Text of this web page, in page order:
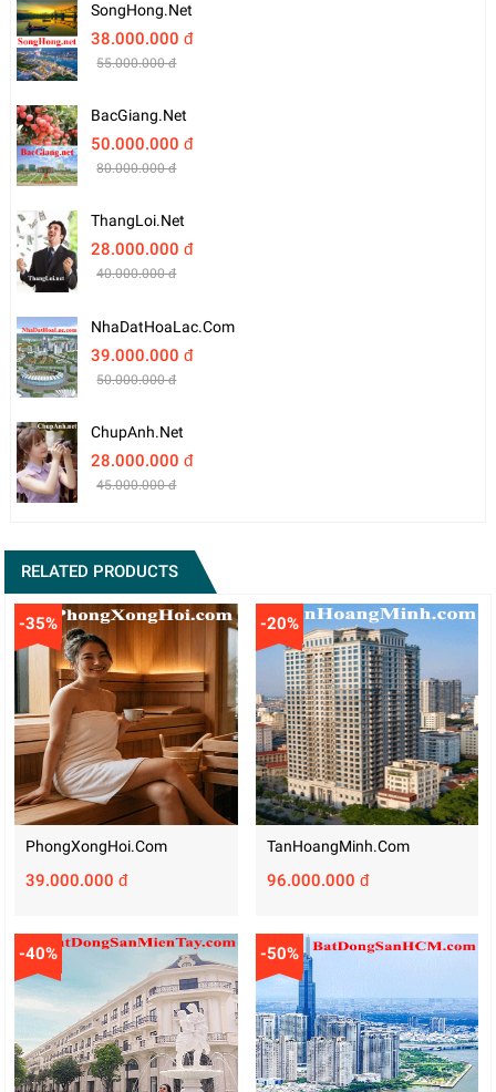
SongHong.net
38.000.000 đ
55.000.000 đ
BacGiang.net
50.000.000 đ
80.000.000 đ
ThangLoi.net
28.000.000 đ
40.000.000 đ
NhaDatHoaLac.com
39.000.000 đ
50.000.000 đ
ChupAnh.net
28.000.000 đ
45.000.000 đ
RELATED PRODUCTS
-35%
PhongXongHoi.com
39.000.000 đ
-20%
TanHoangMinh.com
96.000.000 đ
-40% -50%